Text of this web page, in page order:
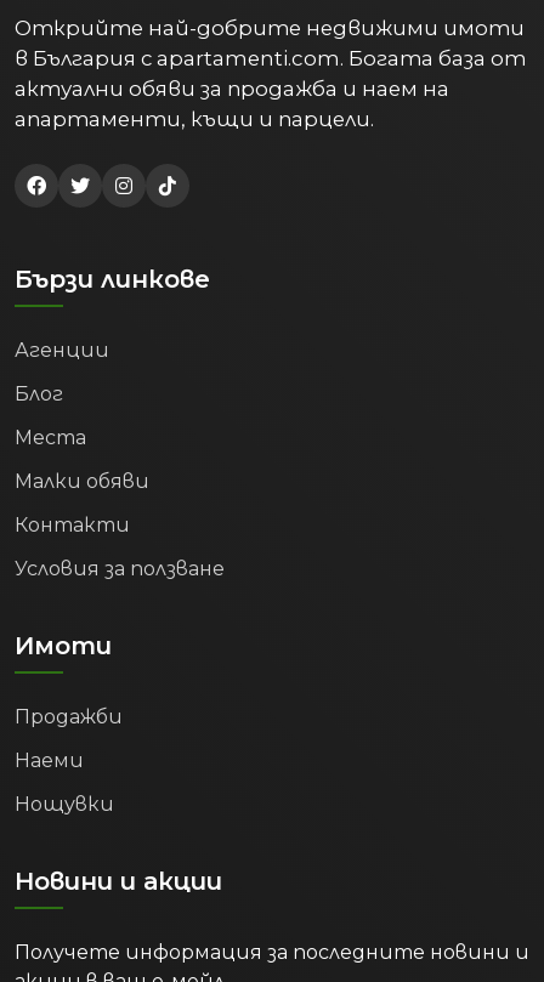
Пловдив е водещ университетски
център, което не само осигурява
постоянен поток от студенти (и
търсене на квартири), но и задържа
завършването им. Данните на НСИ
показват забележителна тенденция:
от 26.4% през 2020 г. на
привлича високотехнологични
развойна дейност), които предлагат
високи възнаграждения. Резултатът е
която търси ново строителство,
модерни комплекси от затворен тип и
Цифрите са категорични – Пловдив
преживява икономически ренесанс.
над 65%), рекордно ниска безработица
(2.4%), огромен ръст в бизнес
тепетата в един от най-сигурните и
доходоносни пазари на недвижими
имоти в България.
Открийте най-добрите недвижими имоти
в България с apartamenti.com. Богата база от
актуални обяви за продажба и наем на
апартаменти, къщи и парцели.
Бързи линкове
Агенции
Блог
Места
Малки обяви
Контакти
Условия за ползване
Имоти
Продажби
Наеми
Нощувки
Новини и акции
Получете информация за последните новини и